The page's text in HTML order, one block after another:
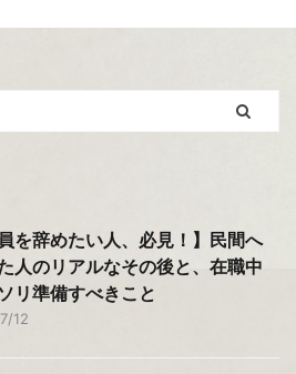
員を辞めたい人、必見！】民間へ
人のリアルなその後と、在職中
リ準備すべきこと
12